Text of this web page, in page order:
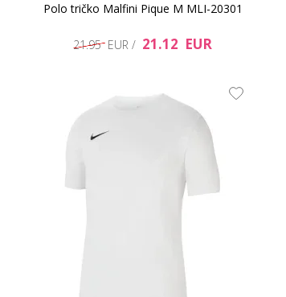
Polo tričko Malfini Pique M MLI-20301
21.95 EUR / 21.12 EUR